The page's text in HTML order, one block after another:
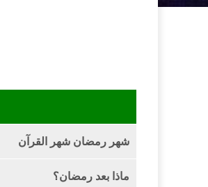
شهر رمضان شهر القرآن
ماذا بعد رمضان؟